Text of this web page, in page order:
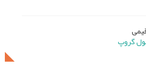
گروپ
گروپ